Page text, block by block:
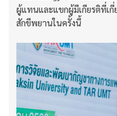
ผู้แทนและแขกผู้มีเกียรติที่เกี่
สักขีพยานในครั้งนี้